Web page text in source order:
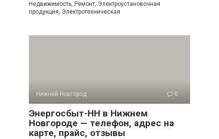
Недвижимость, Ремонт, Электроустановочная
продукция, Электротехническая
Нижний Новгород 0
Энергосбыт-НН в Нижнем
Новгороде — телефон, адрес на
карте, прайс, отзывы